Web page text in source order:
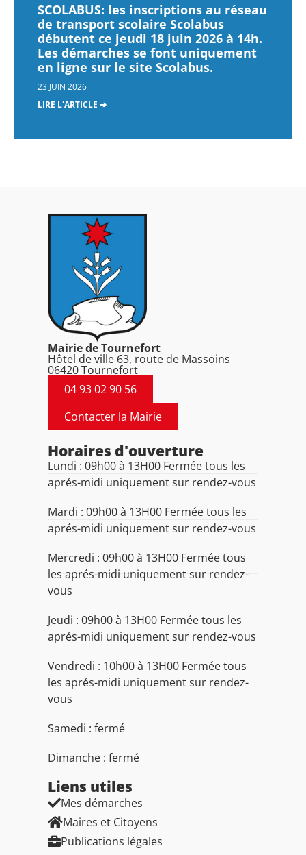
SCOLABUS: les inscriptions au réseau
de transport scolaire Scolabus
débutent ce jeudi 18 juin 2026 à 14h.
Les démarches se font uniquement
en ligne sur le site Scolabus.
23 JUIN 2026
LIRE L'ARTICLE ➔
Mairie de Tournefort
Hôtel de ville 63, route de Massoins
06420 Tournefort
04 93 02 90 56
Contacter la Mairie
Horaires d'ouverture
Lundi : 09h00 à 13H00 Fermée tous les
aprés-midi uniquement sur rendez-vous
Mardi : 09h00 à 13H00 Fermée tous les
aprés-midi uniquement sur rendez-vous
Mercredi : 09h00 à 13H00 Fermée tous
les aprés-midi uniquement sur rendez-
vous
Jeudi : 09h00 à 13H00 Fermée tous les
aprés-midi uniquement sur rendez-vous
Vendredi : 10h00 à 13H00 Fermée tous
les aprés-midi uniquement sur rendez-
vous
Samedi : fermé
Dimanche : fermé
Liens utiles​
Mes démarches
Maires et Citoyens
Publications légales